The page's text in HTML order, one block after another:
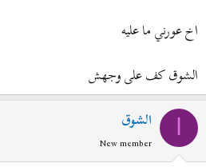
اخ عورني ما عليه
الشوق كف على وجهش
الشوق
New member